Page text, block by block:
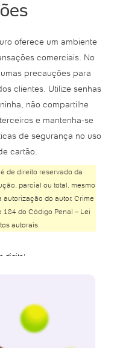
oferece um ambiente
comerciais. No
precauções para
clientes. Utilize senhas
não compartilhe
e mantenha-se
de segurança no uso
cartão.
de direito reservado da
parcial ou total, mesmo
do autor. Crime
184 do Código Penal – Lei
autorais
digital
Safra